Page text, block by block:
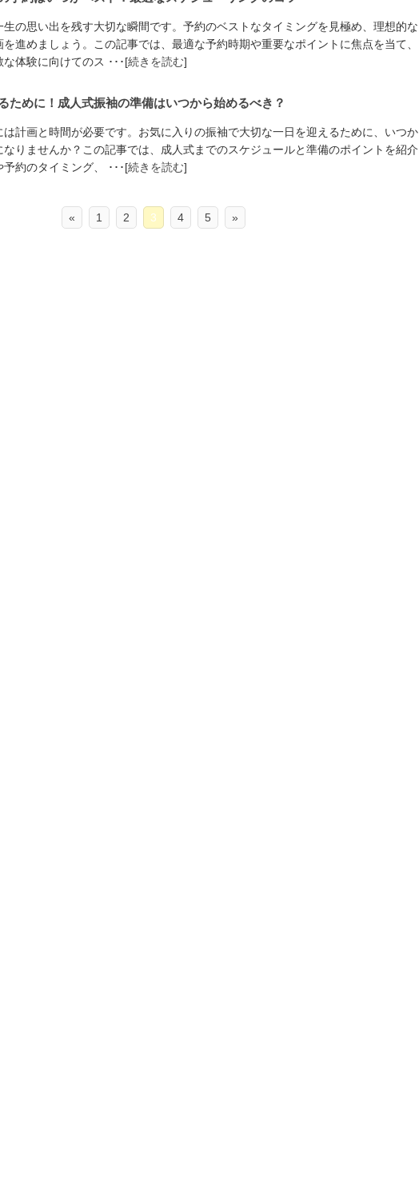
生の思い出を残す大切な瞬間です。予約のベストなタイミングを見極め、理想的な
進めましょう。この記事では、最適な予約時期や重要なポイントに焦点を当て、
体験に向けてのス ･･･[続きを読む]
ために！成人式振袖の準備はいつから始めるべき？
は計画と時間が必要です。お気に入りの振袖で大切な一日を迎えるために、いつか
なりませんか？この記事では、成人式までのスケジュールと準備のポイントを紹介
予約のタイミング、 ･･･[続きを読む]
« 1 2 3 4 5 »